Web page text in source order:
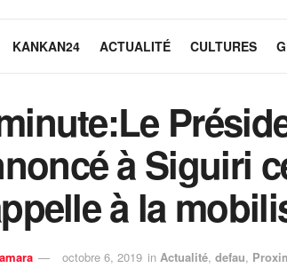
KANKAN24 ACTUALITÉ CULTURES
à Siguiri
à la
octobre 6, 2019 in Actualité, defau,